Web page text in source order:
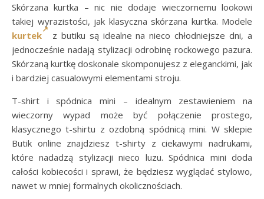
Skórzana kurtka – nic nie dodaje wieczornemu lookowi
takiej wyrazistości, jak klasyczna skórzana kurtka. Modele
kurtek
z butiku są idealne na nieco chłodniejsze dni, a
jednocześnie nadają stylizacji odrobinę rockowego pazura.
Skórzaną kurtkę doskonale skomponujesz z eleganckimi, jak
i bardziej casualowymi elementami stroju.
T-shirt i spódnica mini – idealnym zestawieniem na
wieczorny wypad może być połączenie prostego,
klasycznego t-shirtu z ozdobną spódnicą mini. W sklepie
Butik online znajdziesz t-shirty z ciekawymi nadrukami,
które nadadzą stylizacji nieco luzu. Spódnica mini doda
całości kobiecości i sprawi, że będziesz wyglądać stylowo,
nawet w mniej formalnych okolicznościach.